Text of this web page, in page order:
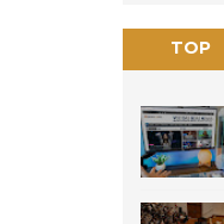
TOP